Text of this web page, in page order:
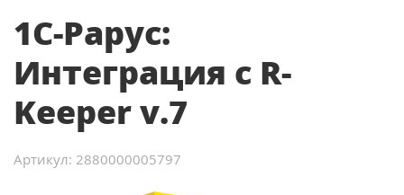
1С-Рарус:
Интеграция с R-
Keeper v.7
Артикул: 2880000005797